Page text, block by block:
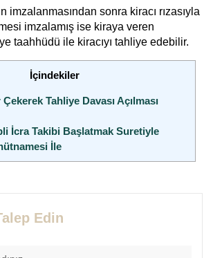
imzalanmasından sonra kiracı rızasıyla
imzalamış ise kiraya veren
taahhüdü ile kiracıyı tahliye edebilir.
İçindekiler
Tahliye Davası Açılması
İcra Takibi Başlatmak Suretiyle
İle
Edin